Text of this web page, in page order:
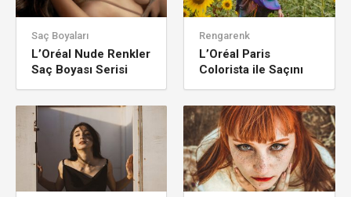
Saç Boyaları
L’Oréal Nude Renkler
Saç Boyası Serisi
Rengarenk
L’Oréal Paris
Colorista ile Saçını